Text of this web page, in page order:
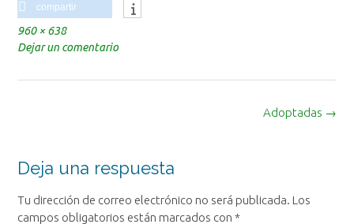
compartir
Tamaño
completo
960 × 638
Dejar un comentario
entrada
Adoptadas →
Deja una respuesta
Tu dirección de correo electrónico no será publicada. Los
campos obligatorios están marcados con *